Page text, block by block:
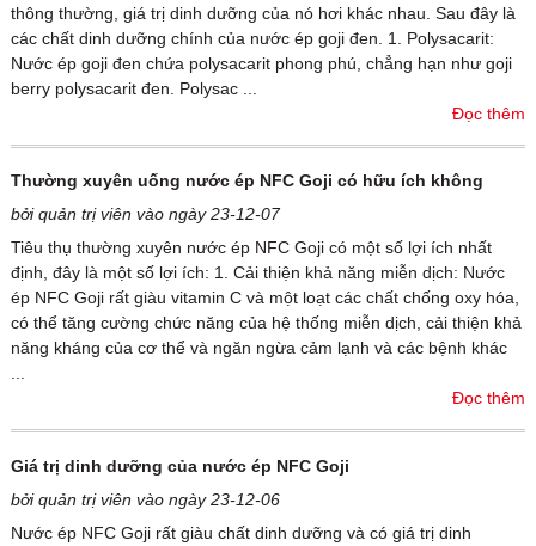
thông thường, giá trị dinh dưỡng của nó hơi khác nhau. Sau đây là
các chất dinh dưỡng chính của nước ép goji đen. 1. Polysacarit:
Nước ép goji đen chứa polysacarit phong phú, chẳng hạn như goji
berry polysacarit đen. Polysac ...
Đọc thêm
Thường xuyên uống nước ép NFC Goji có hữu ích không
bởi quản trị viên vào ngày 23-12-07
Tiêu thụ thường xuyên nước ép NFC Goji có một số lợi ích nhất
định, đây là một số lợi ích: 1. Cải thiện khả năng miễn dịch: Nước
ép NFC Goji rất giàu vitamin C và một loạt các chất chống oxy hóa,
có thể tăng cường chức năng của hệ thống miễn dịch, cải thiện khả
năng kháng của cơ thể và ngăn ngừa cảm lạnh và các bệnh khác
...
Đọc thêm
Giá trị dinh dưỡng của nước ép NFC Goji
bởi quản trị viên vào ngày 23-12-06
Nước ép NFC Goji rất giàu chất dinh dưỡng và có giá trị dinh